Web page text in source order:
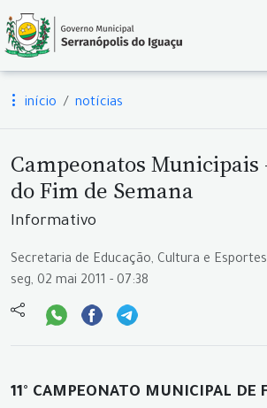
início notícias
Campeonatos Municipais
do Fim de Semana
Informativo
Secretaria de Educação, Cultura e Esportes
seg, 02 mai 2011 - 07:38
11° CAMPEONATO MUNICIPAL DE